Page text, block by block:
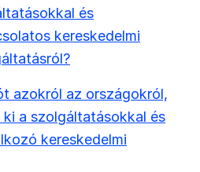
és
kereskedelmi
azokról az országokról,
ki a szolgáltatásokkal és
kereskedelmi